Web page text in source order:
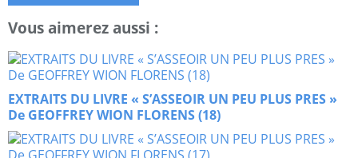
Vous aimerez aussi :
EXTRAITS DU LIVRE « S’ASSEOIR UN PEU PLUS PRES »
De GEOFFREY WION FLORENS (18)